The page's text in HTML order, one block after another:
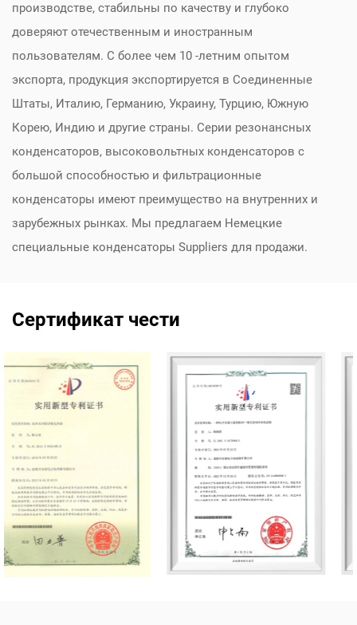
производстве, стабильны по качеству и глубоко
доверяют отечественным и иностранным
пользователям. С более чем 10 -летним опытом
экспорта, продукция экспортируется в Соединенные
Штаты, Италию, Германию, Украину, Турцию, Южную
Корею, Индию и другие страны. Серии резонансных
конденсаторов, высоковольтных конденсаторов с
большой способностью и фильтрационные
конденсаторы имеют преимущество на внутренних и
зарубежных рынках. Мы предлагаем Немецкие
специальные конденсаторы Suppliers для продажи.
Сертификат чести